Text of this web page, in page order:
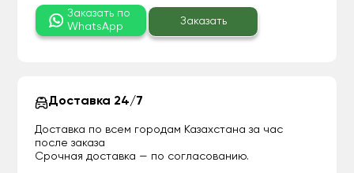
Заказать по
WhatsApp
Заказать
Доставка 24/7
Доставка по всем городам Казахстана за час
после заказа
Срочная доставка — по согласованию.